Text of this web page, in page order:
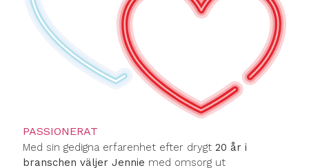
PASSIONERAT
Med sin gedigna erfarenhet efter drygt 20 år i
branschen väljer Jennie med omsorg ut